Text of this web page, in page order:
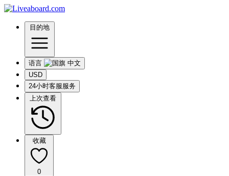
目的地
语言
USD
24小时客服服务
上次查看
收藏
0